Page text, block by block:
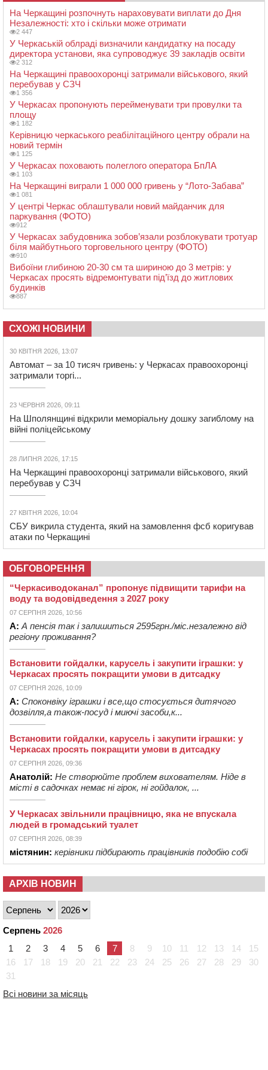
На Черкащині розпочнуть нараховувати виплати до Дня
Незалежності: хто і скільки може отримати
2 447
У Черкаській облраді визначили кандидатку на посаду
директора установи, яка супроводжує 39 закладів освіти
2 312
На Черкащині правоохоронці затримали військового, який
перебував у СЗЧ
1 356
У Черкасах пропонують перейменувати три провулки та
площу
1 182
Керівницю черкаського реабілітаційного центру обрали на
новий термін
1 125
У Черкасах поховають полеглого оператора БпЛА
1 103
На Черкащині виграли 1 000 000 гривень у “Лото-Забава”
1 081
У центрі Черкас облаштували новий майданчик для
паркування (ФОТО)
912
У Черкасах забудовника зобов’язали розблокувати тротуар
біля майбутнього торговельного центру (ФОТО)
910
Вибоїни глибиною 20-30 см та шириною до 3 метрів: у
Черкасах просять відремонтувати під’їзд до житлових
будинків
887
СХОЖІ НОВИНИ
30 КВІТНЯ 2026, 13:07
Автомат – за 10 тисяч гривень: у Черкасах правоохоронці
затримали торгі...
23 ЧЕРВНЯ 2026, 09:11
На Шполянщині відкрили меморіальну дошку загиблому на
війні поліцейському
28 ЛИПНЯ 2026, 17:15
На Черкащині правоохоронці затримали військового, який
перебував у СЗЧ
27 КВІТНЯ 2026, 10:04
СБУ викрила студента, який на замовлення фсб коригував
атаки по Черкащині
ОБГОВОРЕННЯ
“Черкасиводоканал” пропонує підвищити тарифи на
воду та водовідведення з 2027 року
07 СЕРПНЯ 2026, 10:56
А: А пенсія так і залишиться 2595грн./міс.незалежно від
регіону проживання?
Встановити гойдалки, карусель і закупити іграшки: у
Черкасах просять покращити умови в дитсадку
07 СЕРПНЯ 2026, 10:09
А: Споконвіку іграшки і все,що стосується дитячого
дозвілля,а також-посуд і миючі засоби,к...
Встановити гойдалки, карусель і закупити іграшки: у
Черкасах просять покращити умови в дитсадку
07 СЕРПНЯ 2026, 09:36
Анатолій: Не створюйте проблем вихователям. Ніде в
місті в садочках немає ні гірок, ні гойдалок, ...
У Черкасах звільнили працівницю, яка не впускала
людей в громадський туалет
07 СЕРПНЯ 2026, 08:39
містянин: керівники підбирають працівників подобію собі
АРХІВ НОВИН
Серпень 2026
1
2 3 4 5 6 7 8 9 10 11 12 13 14
15
16
17 18 19 20 21 22 23 24 25 26 27 28 29
30
31
Всі новини за місяць